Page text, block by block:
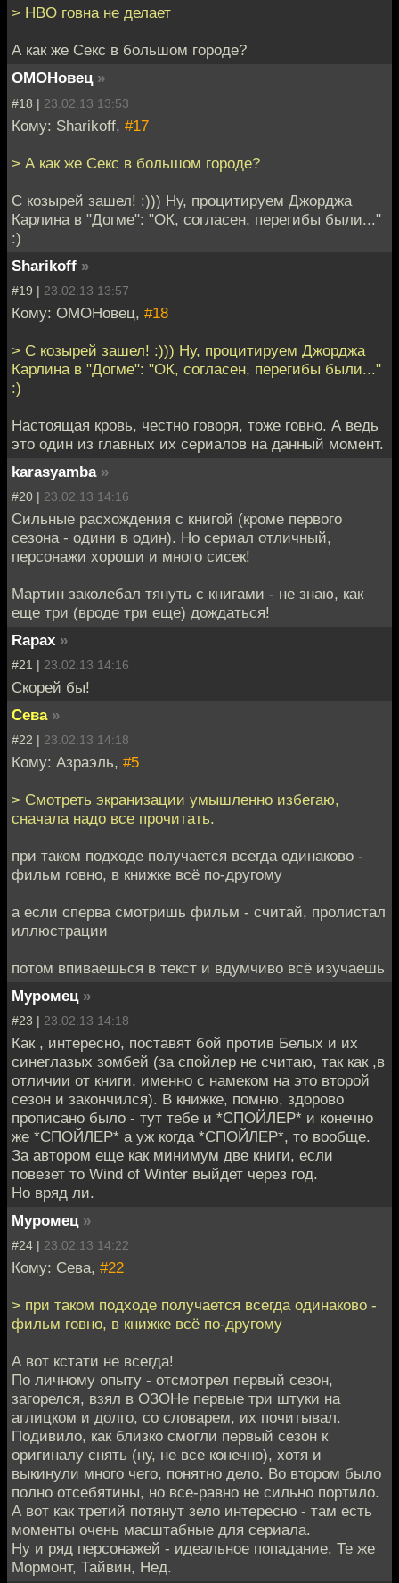
> HBO говна не делает
А как же Секс в большом городе?
ОМОНовец »
#18 | 23.02.13 13:53
Кому: Sharikoff, #17
> А как же Секс в большом городе?
С козырей зашел! :))) Ну, процитируем Джорджа
Карлина в "Догме": "ОК, согласен, перегибы были..."
:)
Sharikoff »
#19 | 23.02.13 13:57
Кому: ОМОНовец, #18
> С козырей зашел! :))) Ну, процитируем Джорджа
Карлина в "Догме": "ОК, согласен, перегибы были..."
:)
Настоящая кровь, честно говоря, тоже говно. А ведь
это один из главных их сериалов на данный момент.
karasyamba »
#20 | 23.02.13 14:16
Сильные расхождения с книгой (кроме первого
сезона - одини в один). Но сериал отличный,
персонажи хороши и много сисек!
Мартин заколебал тянуть с книгами - не знаю, как
еще три (вроде три еще) дождаться!
Rapax »
#21 | 23.02.13 14:16
Скорей бы!
Сева »
#22 | 23.02.13 14:18
Кому: Азраэль, #5
> Смотреть экранизации умышленно избегаю,
сначала надо все прочитать.
при таком подходе получается всегда одинаково -
фильм говно, в книжке всё по-другому
а если сперва смотришь фильм - считай, пролистал
иллюстрации
потом впиваешься в текст и вдумчиво всё изучаешь
Муромец »
#23 | 23.02.13 14:18
Как , интересно, поставят бой против Белых и их
синеглазых зомбей (за спойлер не считаю, так как ,в
отличии от книги, именно с намеком на это второй
сезон и закончился). В книжке, помню, здорово
прописано было - тут тебе и *СПОЙЛЕР* и конечно
же *СПОЙЛЕР* а уж когда *СПОЙЛЕР*, то вообще.
За автором еще как минимум две книги, если
повезет то Wind of Winter выйдет через год.
Но вряд ли.
Муромец »
#24 | 23.02.13 14:22
Кому: Сева, #22
> при таком подходе получается всегда одинаково -
фильм говно, в книжке всё по-другому
А вот кстати не всегда!
По личному опыту - отсмотрел первый сезон,
загорелся, взял в ОЗОНе первые три штуки на
аглицком и долго, со словарем, их почитывал.
Подивило, как близко смогли первый сезон к
оригиналу снять (ну, не все конечно), хотя и
выкинули много чего, понятно дело. Во втором было
полно отсебятины, но все-равно не сильно портило.
А вот как третий потянут зело интересно - там есть
моменты очень масштабные для сериала.
Ну и ряд персонажей - идеальное попадание. Те же
Мормонт, Тайвин, Нед.